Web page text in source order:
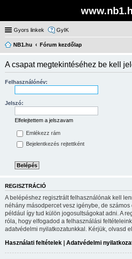
Gyors linkek GyIK
NB1.hu
Fórum kezdőlap
A csapat megtekintéséhez be kell
Felhasználónév:
Jelszó:
Elfelejtettem a jelszavam
Emlékezz rám
Bejelentkezés rejtettként
REGISZTRÁCIÓ
A belépéshez regisztrált felhasználónak kell
néhány másodpercet vesz igénybe, de
például így tud külön jogosultságokat adni. A
róla, hogy elfogadod a felhasználási
adatvédelmi nyilatkozatunkkal. Kérjük, olvasd
Használati feltételek | Adatvédelmi